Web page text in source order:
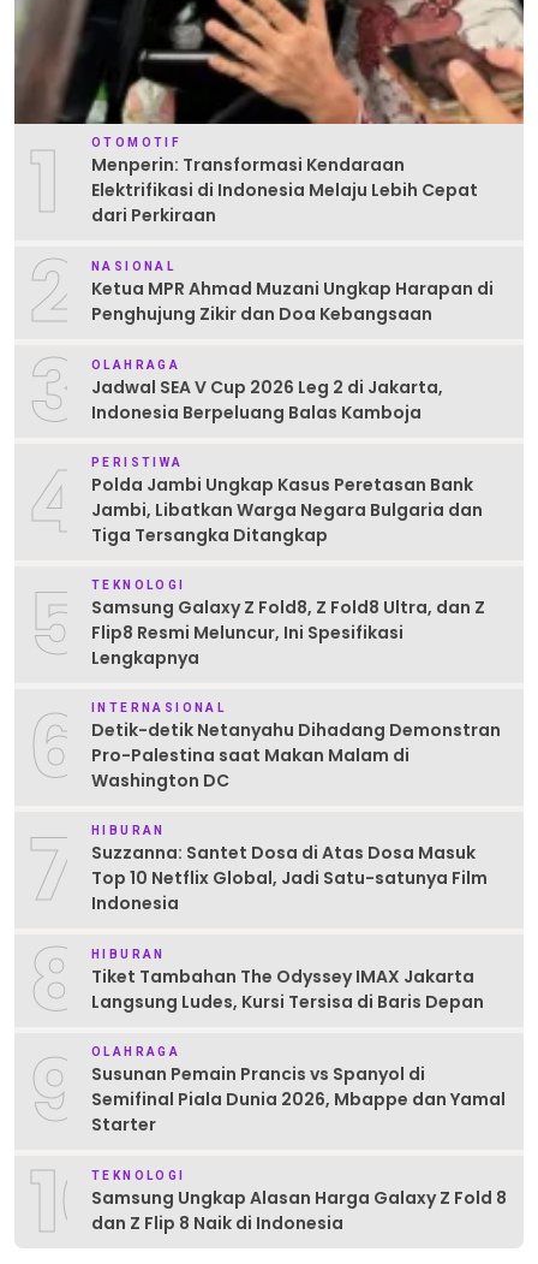
1 OTOMOTIF
Menperin: Transformasi Kendaraan
Elektrifikasi di Indonesia Melaju Lebih Cepat
dari Perkiraan
2 NASIONAL
Ketua MPR Ahmad Muzani Ungkap Harapan di
Penghujung Zikir dan Doa Kebangsaan
3 OLAHRAGA
Jadwal SEA V Cup 2026 Leg 2 di Jakarta,
Indonesia Berpeluang Balas Kamboja
4 PERISTIWA
Polda Jambi Ungkap Kasus Peretasan Bank
Jambi, Libatkan Warga Negara Bulgaria dan
Tiga Tersangka Ditangkap
5 TEKNOLOGI
Samsung Galaxy Z Fold8, Z Fold8 Ultra, dan Z
Flip8 Resmi Meluncur, Ini Spesifikasi
Lengkapnya
6 INTERNASIONAL
Detik-detik Netanyahu Dihadang Demonstran
Pro-Palestina saat Makan Malam di
Washington DC
7 HIBURAN
Suzzanna: Santet Dosa di Atas Dosa Masuk
Top 10 Netflix Global, Jadi Satu-satunya Film
Indonesia
8 HIBURAN
Tiket Tambahan The Odyssey IMAX Jakarta
Langsung Ludes, Kursi Tersisa di Baris Depan
9 OLAHRAGA
Susunan Pemain Prancis vs Spanyol di
Semifinal Piala Dunia 2026, Mbappe dan Yamal
Starter
10TEKNOLOGI
Samsung Ungkap Alasan Harga Galaxy Z Fold 8
dan Z Flip 8 Naik di Indonesia